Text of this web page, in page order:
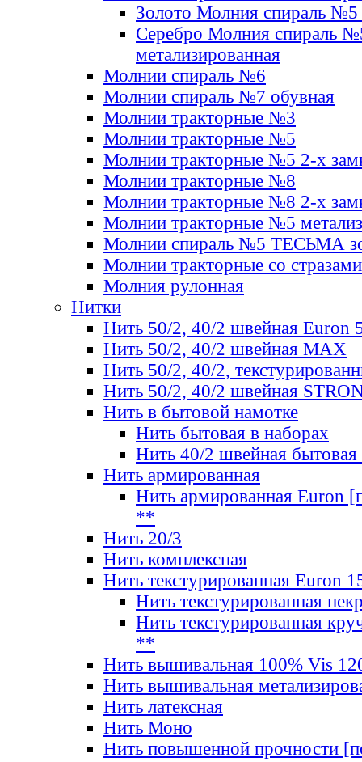
Золото Молния спираль №5
Серебро Молния спираль
метализированная
Молнии спираль №6
Молнии спираль №7 обувная
Молнии тракторные №3
Молнии тракторные №5
Молнии тракторные №5 2-х
Молнии тракторные №8
Молнии тракторные №8 2-х
Молнии тракторные №5
Молнии спираль №5 ТЕСЬМА
Молнии тракторные со стразами
Молния рулонная
Нитки
Нить 50/2, 40/2 швейная Euron
Нить 50/2, 40/2 швейная МАХ
Нить 50/2, 40/2,
Нить 50/2, 40/2 швейная
Нить в бытовой намотке
Нить бытовая в наборах
Нить 40/2 швейная бытовая
Нить армированная
Нить армированная Euron
**
Нить 20/3
Нить комплексная
Нить текстурированная Euron
Нить текстурированная
Нить текстурированная
**
Нить вышивальная 100% Vis
Нить вышивальная
Нить латексная
Нить Моно
Нить повышенной прочности